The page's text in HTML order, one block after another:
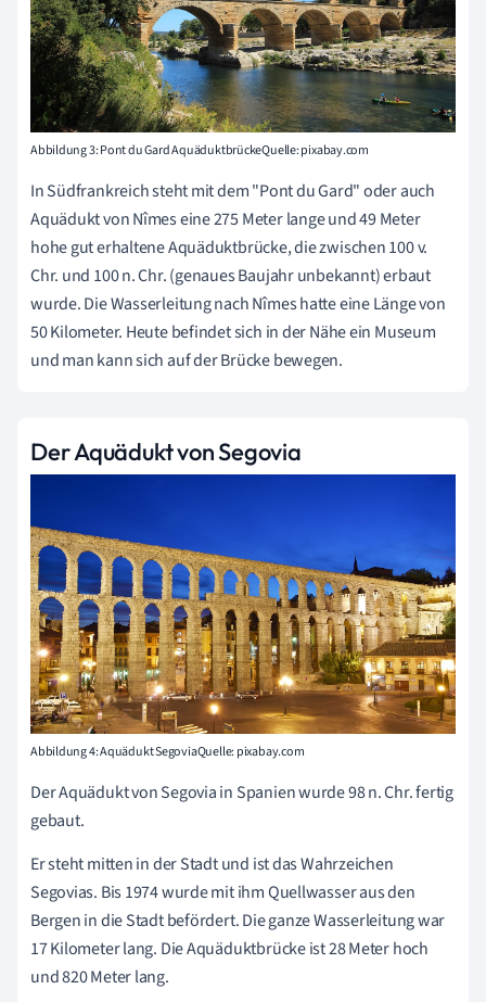
Abbildung 3: Pont du Gard AquäduktbrückeQuelle: pixabay.com
In Südfrankreich steht mit dem "Pont du Gard" oder auch
Aquädukt von Nîmes eine 275 Meter lange und 49 Meter
hohe gut erhaltene Aquäduktbrücke, die zwischen 100 v.
Chr. und 100 n. Chr. (genaues Baujahr unbekannt) erbaut
wurde. Die Wasserleitung nach Nîmes hatte eine Länge von
50 Kilometer. Heute befindet sich in der Nähe ein Museum
und man kann sich auf der Brücke bewegen.
Der Aquädukt von Segovia
Abbildung 4: Aquädukt SegoviaQuelle: pixabay.com
Der Aquädukt von Segovia in Spanien wurde 98 n. Chr. fertig
gebaut.
Er steht mitten in der Stadt und ist das Wahrzeichen
Segovias. Bis 1974 wurde mit ihm Quellwasser aus den
Bergen in die Stadt befördert. Die ganze Wasserleitung war
17 Kilometer lang. Die Aquäduktbrücke ist 28 Meter hoch
und 820 Meter lang.